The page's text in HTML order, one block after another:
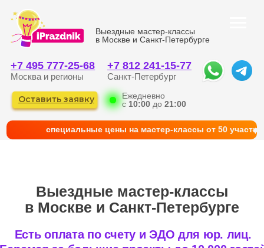
+7 495 777-25-68
Оставить заявку
Ежедневно
до21:00
в Москве и Санкт-Петербурге
cпециальные цены на мастер-классы от 50
Выездные мастер-классы